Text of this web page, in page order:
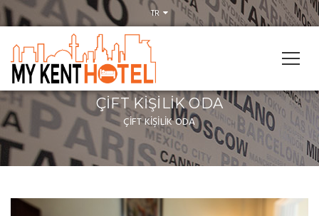
TR
ÇİFT KİŞİLİK ODA
ÇİFT KİŞİLİK ODA